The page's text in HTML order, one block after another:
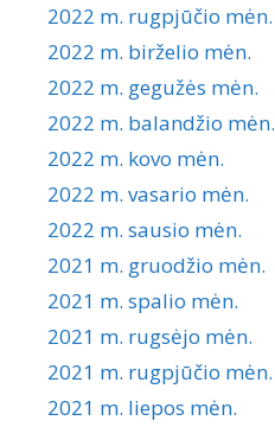
2022 m. rugpjūčio mėn.
2022 m. birželio mėn.
2022 m. gegužės mėn.
2022 m. balandžio mėn.
2022 m. kovo mėn.
2022 m. vasario mėn.
2022 m. sausio mėn.
2021 m. gruodžio mėn.
2021 m. spalio mėn.
2021 m. rugsėjo mėn.
2021 m. rugpjūčio mėn.
2021 m. liepos mėn.